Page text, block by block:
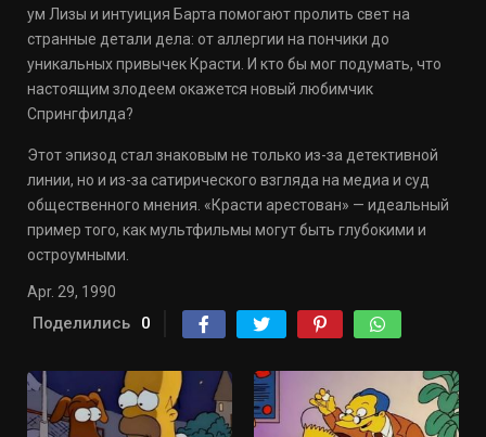
ум Лизы и интуиция Барта помогают пролить свет на
странные детали дела: от аллергии на пончики до
уникальных привычек Красти. И кто бы мог подумать, что
настоящим злодеем окажется новый любимчик
Спрингфилда?
Этот эпизод стал знаковым не только из-за детективной
линии, но и из-за сатирического взгляда на медиа и суд
общественного мнения. «Красти арестован» — идеальный
пример того, как мультфильмы могут быть глубокими и
остроумными.
Apr. 29, 1990
Поделились 0